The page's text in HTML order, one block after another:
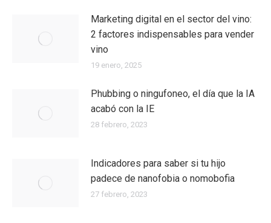
Marketing digital en el sector del vino:
2 factores indispensables para vender
vino
19 enero, 2025
Phubbing​ o ningufoneo, el día que la IA
acabó con la IE
28 febrero, 2023
Indicadores para saber si tu hijo
padece de nanofobia o nomobofia
27 febrero, 2023